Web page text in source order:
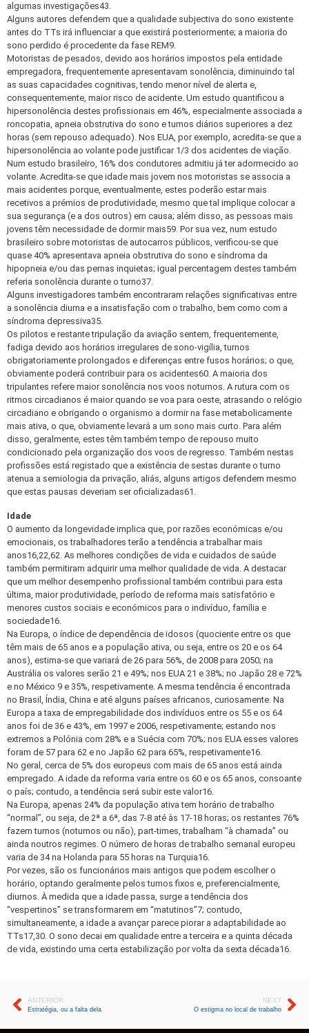
algumas investigações43.
Alguns autores defendem que a qualidade subjectiva do sono existente
antes do TTs irá influenciar a que existirá posteriormente; a maioria do
sono perdido é procedente da fase REM9.
Motoristas de pesados, devido aos horários impostos pela entidade
empregadora, frequentemente apresentavam sonolência, diminuindo tal
as suas capacidades cognitivas, tendo menor nível de alerta e,
consequentemente, maior risco de acidente. Um estudo quantificou a
hipersonolência destes profissionais em 46%, especialmente associada a
roncopatia, apneia obstrutiva do sono e turnos diários superiores a dez
horas (sem repouso adequado). Nos EUA, por exemplo, acredita-se que a
hipersonolência ao volante pode justificar 1/3 dos acidentes de viação.
Num estudo brasileiro, 16% dos condutores admitiu já ter adormecido ao
volante. Acredita-se que idade mais jovem nos motoristas se associa a
mais acidentes porque, eventualmente, estes poderão estar mais
recetivos a prémios de produtividade, mesmo que tal implique colocar a
sua segurança (e a dos outros) em causa; além disso, as pessoas mais
jovens têm necessidade de dormir mais59. Por sua vez, num estudo
brasileiro sobre motoristas de autocarros públicos, verificou-se que
quase 40% apresentava apneia obstrutiva do sono e síndroma da
hipopneia e/ou das pernas inquietas; igual percentagem destes também
referia sonolência durante o turno37.
Alguns investigadores também encontraram relações significativas entre
a sonolência diurna e a insatisfação com o trabalho, bem como com a
síndroma depressiva35.
Os pilotos e restante tripulação da aviação sentem, frequentemente,
fadiga devido aos horários irregulares de sono-vigília, turnos
obrigatoriamente prolongados e diferenças entre fusos horários; o que,
obviamente poderá contribuir para os acidentes60. A maioria dos
tripulantes refere maior sonolência nos voos noturnos. A rutura com os
ritmos circadianos é maior quando se voa para oeste, atrasando o relógio
circadiano e obrigando o organismo a dormir na fase metabolicamente
mais ativa, o que, obviamente levará a um sono mais curto. Para além
disso, geralmente, estes têm também tempo de repouso muito
condicionado pela organização dos voos de regresso. Também nestas
profissões está registado que a existência de sestas durante o turno
atenua a semiologia da privação, aliás, alguns artigos defendem mesmo
que estas pausas deveriam ser oficializadas61.
Idade
O aumento da longevidade implica que, por razões económicas e/ou
emocionais, os trabalhadores terão a tendência a trabalhar mais
anos16,22,62. As melhores condições de vida e cuidados de saúde
também permitiram adquirir uma melhor qualidade de vida. A destacar
que um melhor desempenho profissional também contribui para esta
última, maior produtividade, período de reforma mais satisfatório e
menores custos sociais e económicos para o indivíduo, família e
sociedade16.
Na Europa, o índice de dependência de idosos (quociente entre os que
têm mais de 65 anos e a população ativa, ou seja, entre os 20 e os 64
anos), estima-se que variará de 26 para 56%, de 2008 para 2050; na
Austrália os valores serão 21 e 49%; nos EUA 21 e 38%; no Japão 28 e 72%
e no México 9 e 35%, respetivamente. A mesma tendência é encontrada
no Brasil, Índia, China e até alguns países africanos, curiosamente. Na
Europa a taxa de empregabilidade dos indivíduos entre os 55 e os 64
anos foi de 36 e 43%, em 1997 e 2006, respetivamente; estando nos
extremos a Polónia com 28% e a Suécia com 70%; nos EUA esses valores
foram de 57 para 62 e no Japão 62 para 65%, respetivamente16.
No geral, cerca de 5% dos europeus com mais de 65 anos está ainda
empregado. A idade da reforma varia entre os 60 e os 65 anos, consoante
o país; contudo, a tendência será subir este valor16.
Na Europa, apenas 24% da população ativa tem horário de trabalho
“normal”, ou seja, de 2ª a 6ª, das 7-8 até às 17-18 horas; os restantes 76%
fazem turnos (noturnos ou não), part-times, trabalham “à chamada” ou
ainda noutros regimes. O número de horas de trabalho semanal europeu
varia de 34 na Holanda para 55 horas na Turquia16.
Por vezes, são os funcionários mais antigos que podem escolher o
horário, optando geralmente pelos turnos fixos e, preferencialmente,
diurnos. À medida que a idade passa, surge a tendência dos
“vespertinos” se transformarem em “matutinos”7; contudo,
simultaneamente, a idade a avançar parece piorar a adaptabilidade ao
TTs17,30. O sono decai em qualidade entre a terceira e a quinta década
de vida, existindo uma certa estabilização por volta da sexta década16.
ANTERIOR
Estratégia, ou a falta dela
NEXT
O estigma no local de trabalho